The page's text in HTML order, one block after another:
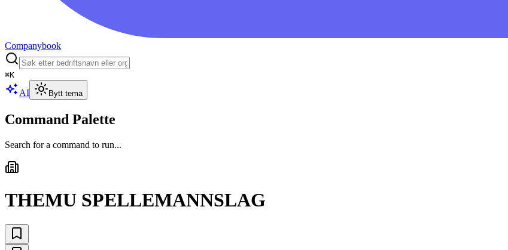
Companybook
⌘K
AI Bytt tema
Command Palette
Search for a command to run...
THEMU SPELLEMANNSLAG